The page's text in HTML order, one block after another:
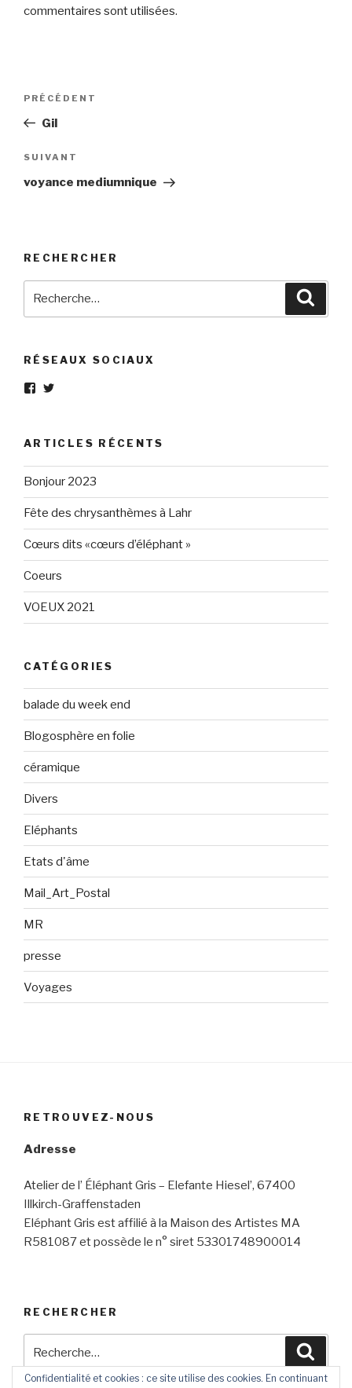
commentaires sont utilisées.
Navigation
l’article
Article
précédent
PRÉCÉDENT
Gil
Article
suivant
SUIVANT
voyance mediumnique
RECHERCHER
RÉSEAUX SOCIAUX
Voir
Eléphant-
Gris-
sur
Facebook
Voir
elephantgris
sur
ARTICLES RÉCENTS
Bonjour 2023
Fête des chrysanthèmes à Lahr
Cœurs dits «cœurs d’éléphant »
Coeurs
VOEUX 2021
CATÉGORIES
balade du week end
Blogosphère en folie
céramique
Divers
Eléphants
Etats d'âme
Mail_Art_Postal
MR
presse
Voyages
RETROUVEZ-NOUS
Adresse
Atelier de l’ Éléphant Gris – Elefante Hiesel’, 67400
Illkirch-Graffenstaden
Eléphant Gris est affilié à la Maison des Artistes MA
R581087 et possède le n° siret 53301748900014
RECHERCHER
pour
:Confidentialité et cookies : ce site utilise des cookies. En continuant